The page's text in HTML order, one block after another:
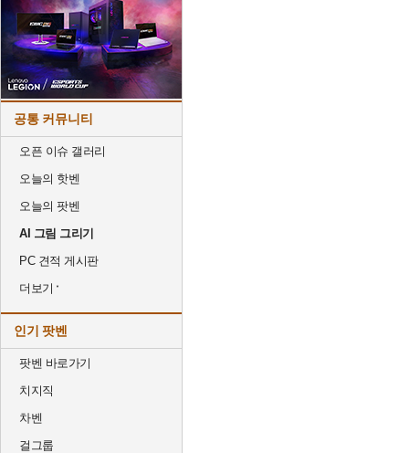
공통 커뮤니티
오픈 이슈 갤러리
오늘의 핫벤
오늘의 팟벤
AI 그림 그리기
PC 견적 게시판
더보기
인기 팟벤
팟벤 바로가기
치지직
차벤
걸그룹